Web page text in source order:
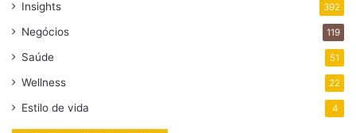
Insights 392
Negócios 119
Saúde 51
Wellness 22
Estilo de vida 4